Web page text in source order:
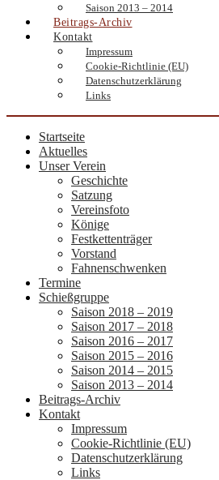
Saison 2013 – 2014
Beitrags-Archiv
Kontakt
Impressum
Cookie-Richtlinie (EU)
Datenschutzerklärung
Links
Startseite
Aktuelles
Unser Verein
Geschichte
Satzung
Vereinsfoto
Könige
Festkettenträger
Vorstand
Fahnenschwenken
Termine
Schießgruppe
Saison 2018 – 2019
Saison 2017 – 2018
Saison 2016 – 2017
Saison 2015 – 2016
Saison 2014 – 2015
Saison 2013 – 2014
Beitrags-Archiv
Kontakt
Impressum
Cookie-Richtlinie (EU)
Datenschutzerklärung
Links